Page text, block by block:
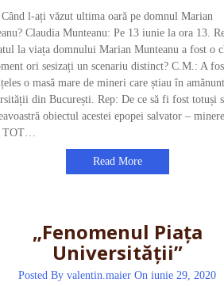
Când l-ați văzut ultima oară pe domnul Marian
Claudia Munteanu: Pe 13 iunie la ora 13.
la viața domnului Marian Munteanu a fost o
ori sesizați un scenariu distinct? C.M.: A
o masă mare de mineri care știau în
din București. Rep: De ce să fi fost totuși
obiectul acestei epopei salvator –
TOT…
Read More
„Fenomenul Piața
Universității”
Posted Byvalentin.maier On iunie 29, 2020